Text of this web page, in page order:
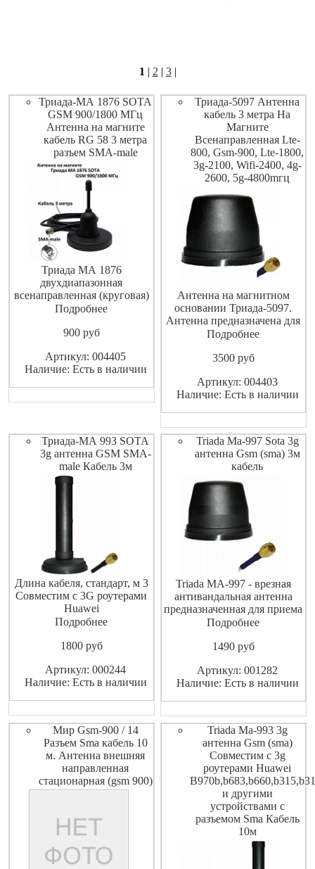
1 | 2 | 3|
Триада-МА 1876 SOTA
GSM 900/1800 МГц
Антенна на магните
кабель RG 58 3 метра
разъем SMA-male
Триада МА 1876
двухдиапазонная
всенаправленная (круговая)
антенна вертикальной
для передачи данных
улучшения качества приёма
слабого или нестабильного
Подробнее
900pуб
Артикул: 004405
Наличие: Есть в наличии
Триада-5097 Антенна
кабель 3 метра На
Магните
Всенаправленная Lte-
800, Gsm-900, Lte-1800,
3g-2100, Wifi-2400, 4g-
2600, 5g-4800mгц
Антенна на магнитном
основании Триада-5097.
Антенна предназначена для
передачи мобильной связи,
слабого или нестабильного
800/900/
1800/2100/2400/2600/4800
всенаправленн
Подробнее
3500pуб
Артикул: 004403
Наличие: Есть в наличии
Триада-МА 993 SOTA
3g антенна GSM SMA-
male Кабель 3м
Длина кабеля, стандарт, м 3
Совместим с 3G роутерами
Huawei
B970b,B683,B660,E961 и
разъемом SMA
Подробнее
1800pуб
Артикул: 000244
Наличие: Есть в наличии
Triada Ma-997 Sota 3g
антенна Gsm (sma) 3м
кабель
Triada MA-997 - врезная
антивандальная антенна
предназначенная для приема
и передачи сигналов в трех
усилением 5 дБ), GSM 1800
Длина кабеля: 3 м Triada MA-
997 SOTA 3g антенна GSM
Подробнее
1490pуб
Артикул: 001282
Наличие: Есть в наличии
Мир Gsm-900 / 14
Разъем Sma кабель 10
м. Антенна внешняя
направленная
стационарная (gsm 900)
Triada Ma-993 3g
антенна Gsm (sma)
Совместим с 3g
роутерами Huawei
и другими
устройствами с
разъемом Sma Кабель
10м